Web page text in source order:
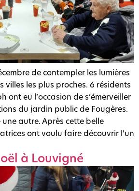
de contempler les lumières
villes les plus proches. 6 résidents
ont eu l’occasion de s’émerveiller
du jardin public de Fougères.
une autre. Après cette belle
ont voulu faire découvrir l’un
à Louvigné